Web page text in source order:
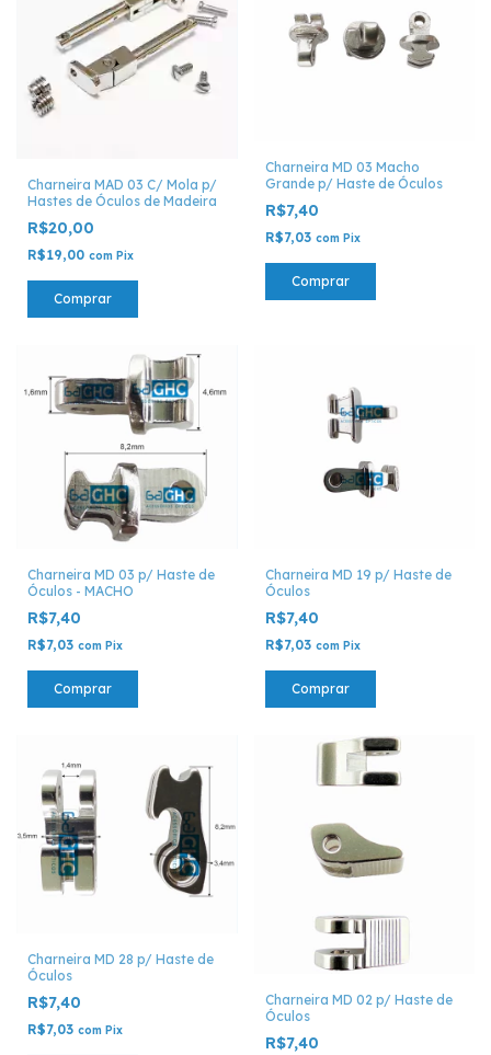
Charneira MAD 03 C/ Mola p/
Hastes de Óculos de Madeira
R$20,00
R$19,00 com Pix
Comprar
Charneira MD 03 Macho
Grande p/ Haste de Óculos
R$7,40
R$7,03 com Pix
Comprar
Charneira MD 03 p/ Haste de
Óculos - MACHO
R$7,40
R$7,03 com Pix
Comprar
Charneira MD 19 p/ Haste de
Óculos
R$7,40
R$7,03 com Pix
Comprar
Charneira MD 28 p/ Haste de
Óculos
R$7,40
R$7,03 com Pix
Charneira MD 02 p/ Haste de
Óculos
R$7,40